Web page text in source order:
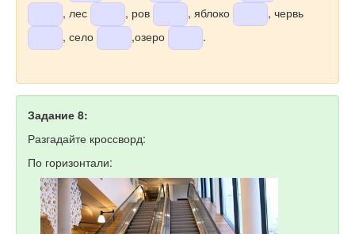
, лес
, ров , яблоко
, червь
, село
,озеро .
Задание 8:
Разгадайте кроссворд:
По горизонтали: